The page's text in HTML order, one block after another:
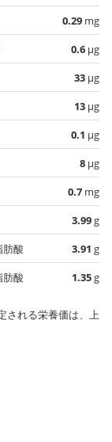
0.29 mg
0.6 µg
33 µg
13 µg
0.1 µg
8 µg
0.7 mg
3.99g
肪酸
3.91 g
肪酸
1.35g
される栄養価は、上